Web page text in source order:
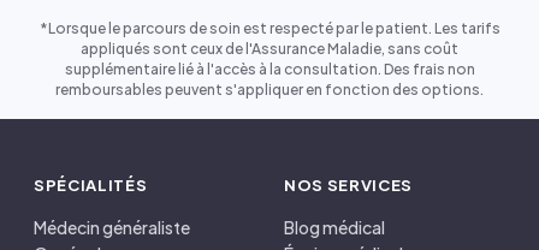
*Lorsque le parcours de soin est respecté par le patient. Les tarifs
appliqués sont ceux de l'Assurance Maladie, sans coût
supplémentaire lié à l'accès à la consultation. Des frais non
remboursables peuvent s'appliquer en fonction des options.
SPÉCIALITÉS
Médecin généraliste
NOS SERVICES
Blog médical